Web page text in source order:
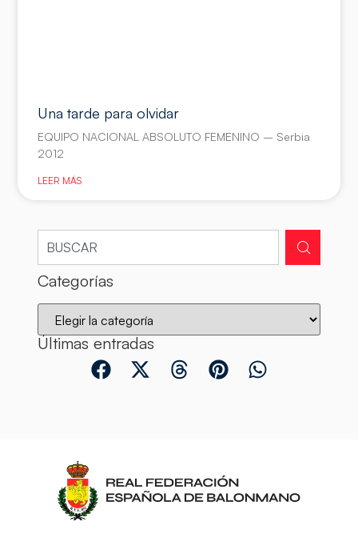
Una tarde para olvidar
EQUIPO NACIONAL ABSOLUTO FEMENINO – Serbia
2012
LEER MÁS
Categorías
Últimas entradas